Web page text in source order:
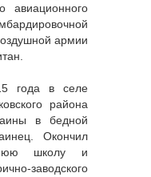
авиационного
армии
года в селе
района
в бедной
Окончил
школу и
заводского